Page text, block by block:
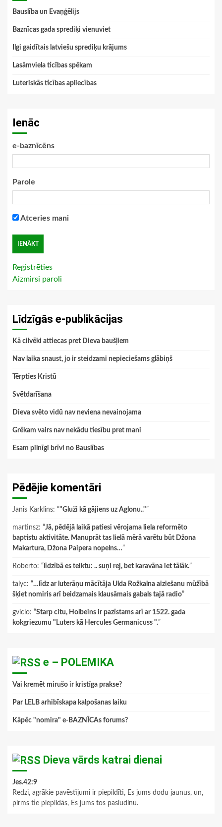
Bauslība un Evaņģēlijs
Baznīcas gada sprediķi vienuviet
Ilgi gaidītais latviešu sprediķu krājums
Lasāmviela ticības spēkam
Luteriskās ticības apliecības
Ienāc
e-baznīcēns
Parole
Atceries mani
Reģistrēties
Aizmirsi paroli
Līdzīgās e-publikācijas
Kā cilvēki attiecas pret Dieva baušļiem
Nav laika snaust, jo ir steidzami nepieciešams glābiņš
Tērpties Kristū
Svētdarīšana
Dieva svēto vidū nav neviena nevainojama
Grēkam vairs nav nekādu tiesību pret mani
Esam pilnīgi brīvi no Bauslības
Pēdējie komentāri
Janis Karklins: “"Gluži kā gājiens uz Aglonu.."”
martinsz: “Jā, pēdējā laikā patiesi vērojama liela reformēto
baptistu aktivitāte. Manuprāt tas lielā mērā varētu būt Džona
Makartura, Džona Paipera nopelns…”
Roberto: “ līdzībā es teiktu: .. suņi rej, bet karavāna iet tālāk.”
talyc: “…līdz ar luterāņu mācītāja Ulda Rožkalna aiziešanu mūžībā
šķiet nomiris arī beidzamais klausāmais gabals tajā radio”
gviclo: “Starp citu, Holbeins ir pazīstams arī ar 1522. gada
kokgriezumu "Luters kā Hercules Germanicuss ".”
e – POLEMIKA
Vai kremēt mirušo ir kristīga prakse?
Par LELB arhibīskapa kalpošanas laiku
Kāpēc "nomira" e-BAZNĪCAs forums?
Dieva vārds katrai dienai
Jes.42:9
Redzi, agrākie pavēstījumi ir piepildīti, Es jums dodu jaunus, un,
pirms tie piepildās, Es jums tos pasludinu.